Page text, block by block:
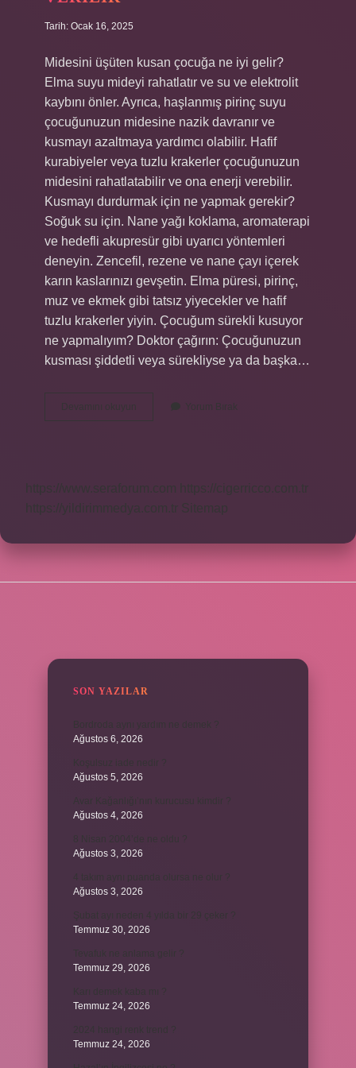
Tarih: Ocak 16, 2025
Midesini üşüten kusan çocuğa ne iyi gelir?
Elma suyu mideyi rahatlatır ve su ve elektrolit
kaybını önler. Ayrıca, haşlanmış pirinç suyu
çocuğunuzun midesine nazik davranır ve
kusmayı azaltmaya yardımcı olabilir. Hafif
kurabiyeler veya tuzlu krakerler çocuğunuzun
midesini rahatlatabilir ve ona enerji verebilir.
Kusmayı durdurmak için ne yapmak gerekir?
Soğuk su için. Nane yağı koklama, aromaterapi
ve hedefli akupresür gibi uyarıcı yöntemleri
deneyin. Zencefil, rezene ve nane çayı içerek
karın kaslarınızı gevşetin. Elma püresi, pirinç,
muz ve ekmek gibi tatsız yiyecekler ve hafif
tuzlu krakerler yiyin. Çocuğum sürekli kusuyor
ne yapmalıyım? Doktor çağırın: Çocuğunuzun
kusması şiddetli veya sürekliyse ya da başka…
Devamını okuyun
Kusan
Yorum Bırak
https://www.seraforum.com
https://cigerricco.com.tr
https://yildirimmedya.com.tr Sitemap
SON YAZILAR
Ağustos 6, 2026
Ağustos 5, 2026
Ağustos 4, 2026
Ağustos 3, 2026
Ağustos 3, 2026
Temmuz 30, 2026
Temmuz 29, 2026
Temmuz 24, 2026
Temmuz 24, 2026